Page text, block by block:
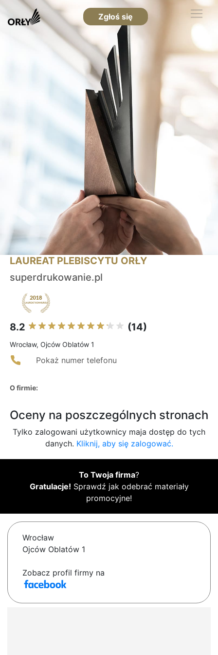
Zgłoś się
LAUREAT PLEBISCYTU ORŁY
superdrukowanie.pl
8.2 (14)
Wrocław, Ojców Oblatów 1
Pokaż numer telefonu
O firmie:
Oceny na poszczególnych stronach
Tylko zalogowani użytkownicy maja dostęp do tych
danych. Kliknij, aby się zalogować.
To Twoja firma?
Gratulacje! Sprawdź jak odebrać materiały
promocyjne!
Wrocław
Ojców Oblatów 1
Zobacz profil firmy na